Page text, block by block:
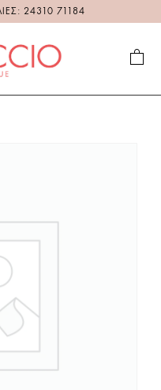
24310 71184